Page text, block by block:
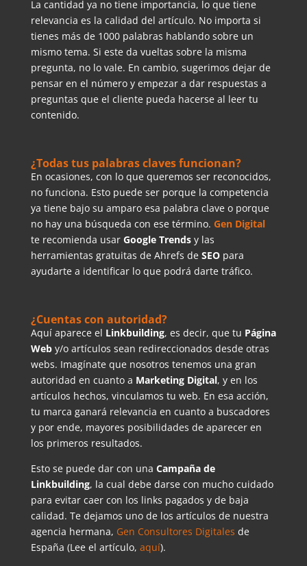
La cantidad ya no tiene importancia, lo que tiene
relevancia es la calidad del artículo. No importa si
tienes más de 1000 palabras hablando sobre un
mismo tema. Si este da vueltas sobre la misma
pregunta, no lo vale. En cambio, sugerimos dejar de
pensar en el número y empezar a dar respuestas a
preguntas que el cliente pueda hacerse al leer tu
contenido.
¿Todas tus palabras claves funcionan?
En ocasiones, con lo que queremos ser reconocidos,
no funciona. Esto puede ser porque la competencia
ya tiene bajo su amparo esa palabra clave o porque
no hay una búsqueda con ese término. Gen Digital
te recomienda usar Google Trendsy las
herramientas gratuitas de Ahrefs de SEO para
ayudarte a identificar lo que podrá darte tráfico.
¿Cuentas con autoridad?
Aquí aparece el Linkbuilding, es decir, que tu Página
Weby/o artículos sean redireccionados desde otras
webs. Imagínate que nosotros tenemos una gran
autoridad en cuanto a Marketing Digital, y en los
artículos hechos, vinculamos tu web. En esa acción,
tu marca ganará relevancia en cuanto a buscadores
y por ende, mayores posibilidades de aparecer en
los primeros resultados.
Esto se puede dar con una Campaña de
Linkbuilding, la cual debe darse con mucho cuidado
para evitar caer con los links pagados y de baja
calidad. Te dejamos uno de los artículos de nuestra
agencia hermana, Gen Consultores Digitales de
España (Lee el artículo, aquí).